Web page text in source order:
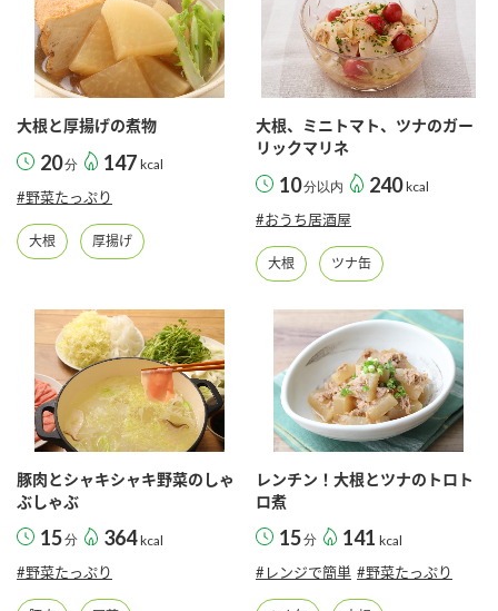
大根と厚揚げの煮物
20分 147 kcal
#野菜たっぷり
大根 厚揚げ
大根、ミニトマト、ツナのガー
リックマリネ
10分以内 240 kcal
#おうち居酒屋
大根 ツナ缶
豚肉とシャキシャキ野菜のしゃ
ぶしゃぶ
15分 364 kcal
#野菜たっぷり
レンチン！大根とツナのトロト
ロ煮
15分 141 kcal
#レンジで簡単 #野菜たっぷり